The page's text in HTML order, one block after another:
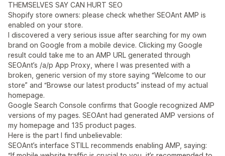
THEMSELVES SAY CAN HURT SEO
Shopify store owners: please check whether SEOAnt AMP is
enabled on your store.
I discovered a very serious issue after searching for my own
brand on Google from a mobile device. Clicking my Google
result could take me to an AMP URL generated through
SEOAnt’s /a/p App Proxy, where I was presented with a
broken, generic version of my store saying “Welcome to our
store” and “Browse our latest products” instead of my actual
homepage.
Google Search Console confirms that Google recognized AMP
versions of my pages. SEOAnt had generated AMP versions of
my homepage and 135 product pages.
Here is the part I find unbelievable:
SEOAnt’s interface STILL recommends enabling AMP, saying: